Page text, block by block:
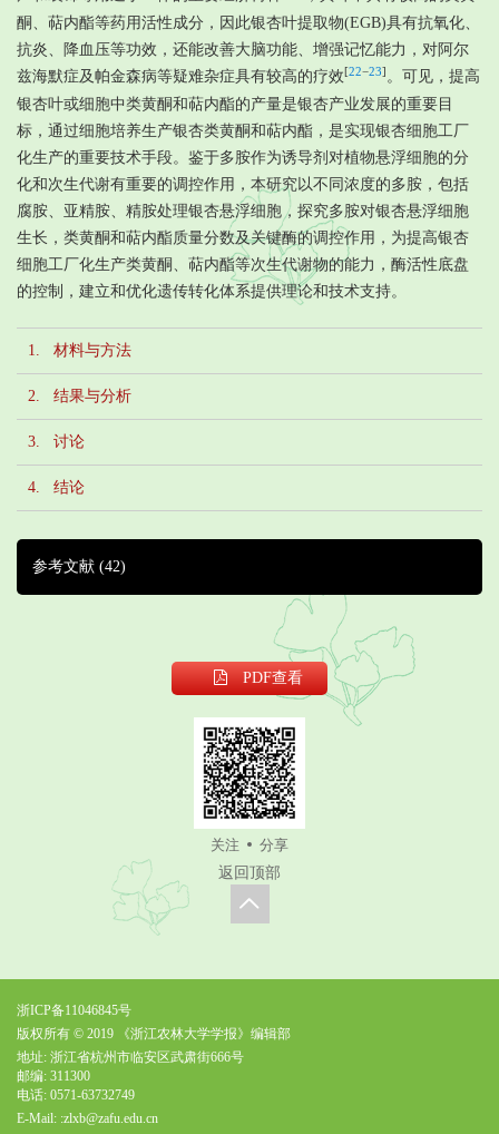
酮、萜内酯等药用活性成分，因此银杏叶提取物(EGB)具有抗氧化、
抗炎、降血压等功效，还能改善大脑功能、增强记忆能力，对阿尔
兹海默症及帕金森病等疑难杂症具有较高的疗效[22−23] 。可见，提高
银杏叶或细胞中类黄酮和萜内酯的产量是银杏产业发展的重要目
标，通过细胞培养生产银杏类黄酮和萜内酯，是实现银杏细胞工厂
化生产的重要技术手段。鉴于多胺作为诱导剂对植物悬浮细胞的分
化和次生代谢有重要的调控作用，本研究以不同浓度的多胺，包括
腐胺、亚精胺、精胺处理银杏悬浮细胞，探究多胺对银杏悬浮细胞
生长，类黄酮和萜内酯质量分数及关键酶的调控作用，为提高银杏
细胞工厂化生产类黄酮、萜内酯等次生代谢物的能力，酶活性底盘
的控制，建立和优化遗传转化体系提供理论和技术支持。
1. 材料与方法
2. 结果与分析
3. 讨论
4. 结论
参考文献 (42)
PDF查看
关注
分享
返回顶部
浙ICP备11046845号
版权所有 © 2019 《浙江农林大学学报》编辑部
地址: 浙江省杭州市临安区武肃街666号
邮编: 311300
电话: 0571-63732749
E-Mail: :zlxb@zafu.edu.cn